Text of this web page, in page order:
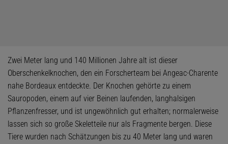
Zwei Meter lang und 140 Millionen Jahre alt ist dieser
Oberschenkelknochen, den ein Forscherteam bei Angeac-Charente
nahe Bordeaux entdeckte. Der Knochen gehörte zu einem
Sauropoden, einem auf vier Beinen laufenden, langhalsigen
Pflanzenfresser, und ist ungewöhnlich gut erhalten; normalerweise
lassen sich so große Skeletteile nur als Fragmente bergen. Diese
Tiere wurden nach Schätzungen bis zu 40 Meter lang und waren